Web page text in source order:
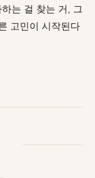
는 걸 찾는 거, 그
고민이 시작된다